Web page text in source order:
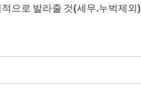
으로 발라줄 것(세무.누벅제외)